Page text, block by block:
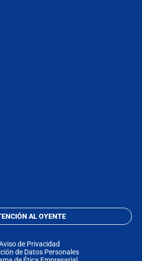
AL OYENTE
de Privacidad
de Datos Personales